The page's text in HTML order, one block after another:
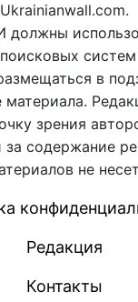
Ukrainianwall.com.
должны
систем
в
материала.
зрения
за содержание
не
Редакция
Контакты